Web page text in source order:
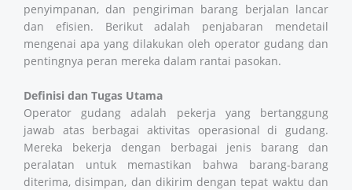
penyimpanan, dan pengiriman barang berjalan lancar
dan efisien. Berikut adalah penjabaran mendetail
mengenai apa yang dilakukan oleh operator gudang dan
pentingnya peran mereka dalam rantai pasokan.
Definisi dan Tugas Utama
Operator gudang adalah pekerja yang bertanggung
jawab atas berbagai aktivitas operasional di gudang.
Mereka bekerja dengan berbagai jenis barang dan
peralatan untuk memastikan bahwa barang-barang
diterima, disimpan, dan dikirim dengan tepat waktu dan